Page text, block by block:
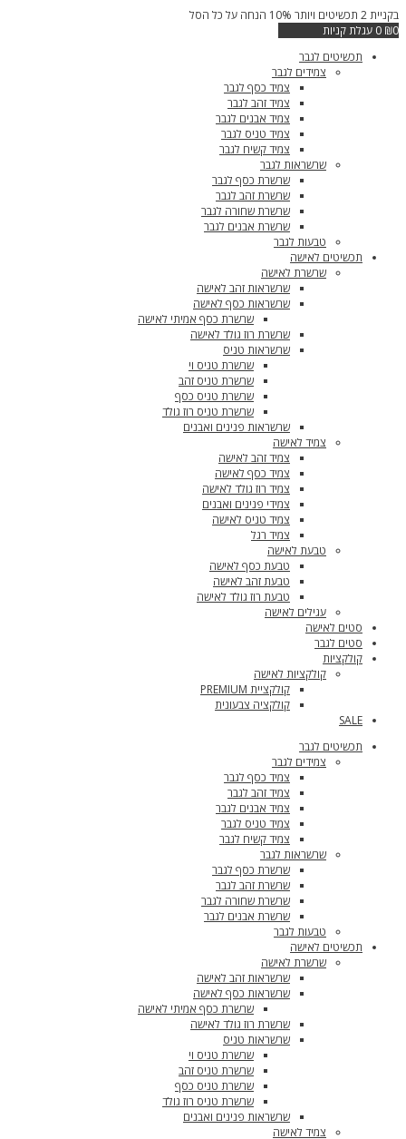
דילוג
לתוכן
בקניית 2 תכשיטים ויותר 10% הנחה על כל הסל
₪0
0 עגלת קניות
תכשיטים לגבר
צמידים לגבר
צמיד כסף לגבר
צמיד זהב לגבר
צמיד אבנים לגבר
צמיד טניס לגבר
צמיד קשיח לגבר
שרשראות לגבר
שרשרת כסף לגבר
שרשרת זהב לגבר
שרשרת שחורה לגבר
שרשרת אבנים לגבר
טבעות לגבר
תכשיטים לאישה
שרשרת לאישה
שרשראות זהב לאישה
שרשראות כסף לאישה
שרשרת כסף אמיתי לאישה
שרשרת רוז גולד לאישה
שרשראות טניס
שרשרת טניס וי
שרשרת טניס זהב
שרשרת טניס כסף
שרשרת טניס רוז גולד
שרשראות פנינים ואבנים
צמיד לאישה
צמיד זהב לאישה
צמיד כסף לאישה
צמיד רוז גולד לאישה
צמידי פנינים ואבנים
צמיד טניס לאישה
צמיד רגל
טבעת לאישה
טבעת כסף לאישה
טבעת זהב לאישה
טבעת רוז גולד לאישה
עגילים לאישה
סטים לאישה
סטים לגבר
קולקציות
קולקציות לאישה
קולקציית PREMIUM
קולקציה צבעונית
SALE
תכשיטים לגבר
צמידים לגבר
צמיד כסף לגבר
צמיד זהב לגבר
צמיד אבנים לגבר
צמיד טניס לגבר
צמיד קשיח לגבר
שרשראות לגבר
שרשרת כסף לגבר
שרשרת זהב לגבר
שרשרת שחורה לגבר
שרשרת אבנים לגבר
טבעות לגבר
תכשיטים לאישה
שרשרת לאישה
שרשראות זהב לאישה
שרשראות כסף לאישה
שרשרת כסף אמיתי לאישה
שרשרת רוז גולד לאישה
שרשראות טניס
שרשרת טניס וי
שרשרת טניס זהב
שרשרת טניס כסף
שרשרת טניס רוז גולד
שרשראות פנינים ואבנים
צמיד לאישה